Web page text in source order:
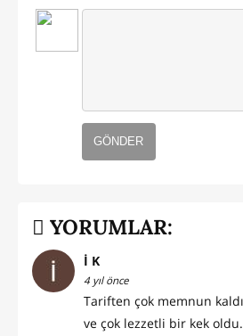
GÖNDER
YORUMLAR:
İ K
4 yıl önce
Tariften çok memnun
ve çok lezzetli bir kek oldu.